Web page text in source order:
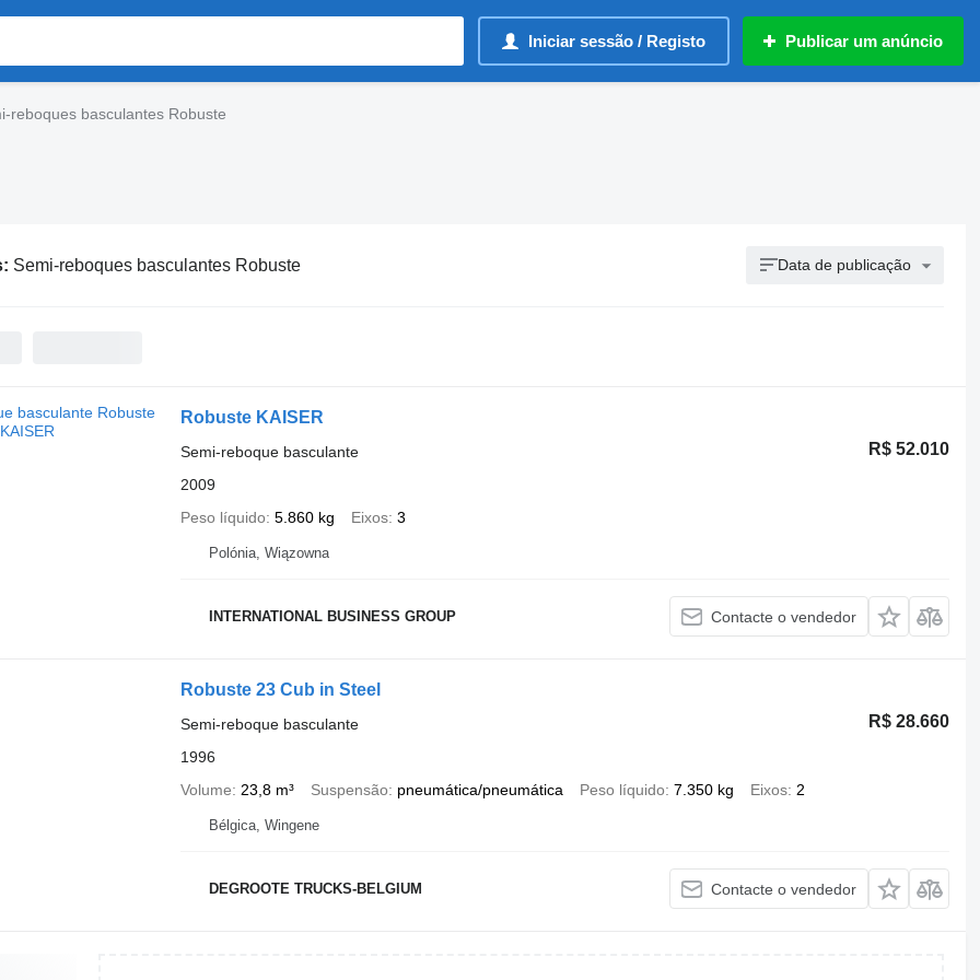
Iniciar sessão / Registo Publicar um anúncio
reboques basculantes Robuste
Semi-reboques basculantes Robuste Data de publicação
Robuste KAISER
R$ 52.010
Semi-reboque basculante
2009
Peso líquido 5.860 kg Eixos 3
Polónia, Wiązowna
INTERNATIONAL BUSINESS GROUP Contacte o vendedor
Robuste 23 Cub in Steel
R$ 28.660
Semi-reboque basculante
1996
Volume
23,8 m³ Suspensão pneumática/pneumática Peso líquido 7.350 kg Eixos 2
Bélgica, Wingene
DEGROOTE TRUCKS-BELGIUM Contacte o vendedor